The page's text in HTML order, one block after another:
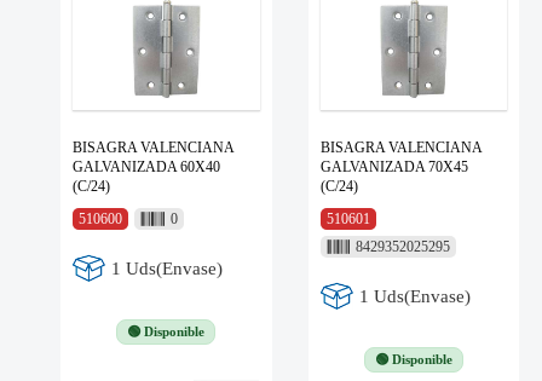
BISAGRA VALENCIANA
GALVANIZADA 60X40
(C/24)
510600
0
1 Uds(Envase)
🟢 Disponible
BISAGRA VALENCIANA
GALVANIZADA 70X45
(C/24)
510601
8429352025295
1 Uds(Envase)
🟢 Disponible